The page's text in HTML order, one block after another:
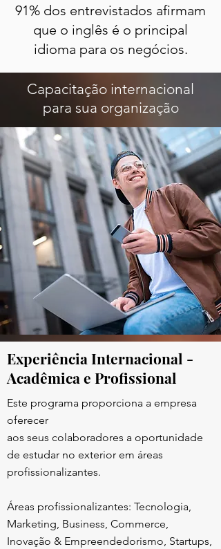
91% dos entrevistados afirmam
que o inglês é o principal
idioma para os negócios.
Capacitação internacional
para sua organização
Experiência Internacional -
Acadêmica e Profissional
Este programa proporciona a empresa
oferecer
aos seus colaboradores a oportunidade
de estudar no exterior em áreas
profissionalizantes.
Áreas profissionalizantes: Tecnologia,
Marketing, Business, Commerce,
Inovação & Empreendedorismo, Startups,